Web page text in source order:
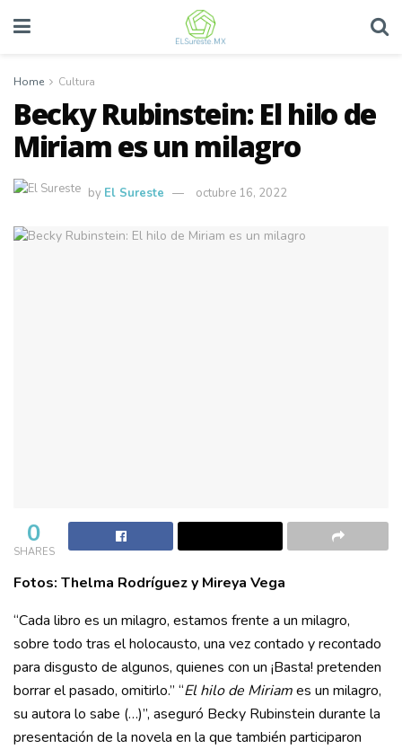
Home Cultura
Becky Rubinstein: El hilo de
Miriam es un milagro
by El Sureste octubre 16, 2022
0
SHARES
Fotos: Thelma Rodríguez y Mireya Vega
“Cada libro es un milagro, estamos frente a un milagro,
sobre todo tras el holocausto, una vez contado y recontado
para disgusto de algunos, quienes con un ¡Basta! pretenden
borrar el pasado, omitirlo.” “El hilo de Miriames un milagro,
su autora lo sabe (…)”, aseguró Becky Rubinstein durante la
presentación de la novela en la que también participaron